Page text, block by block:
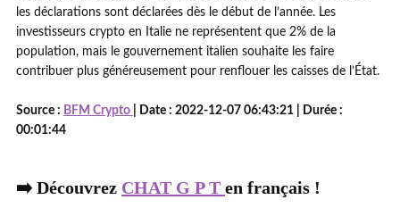
les déclarations sont déclarées dès le début de l’année. Les
investisseurs crypto en Italie ne représentent que 2% de la
population, mais le gouvernement italien souhaite les faire
contribuer plus généreusement pour renflouer les caisses de l’État.
Source : BFM Crypto
| Date : 2022-12-07 06:43:21 | Durée :
00:01:44
➡️ Découvrez CHAT G P T en français !